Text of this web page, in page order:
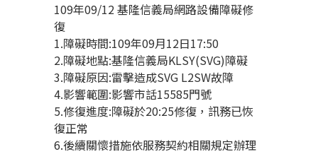
109年09/12 基隆信義局網路設備障礙修
復
1.障礙時間:109年09月12日17:50
2.障礙地點:基隆信義局KLSY(SVG)障礙
3.障礙原因:雷擊造成SVG L2SW故障
4.影響範圍:影響市話15585門號
5.修復進度:障礙於20:25修復，訊務已恢
復正常
6.後續關懷措施依服務契約相關規定辦理